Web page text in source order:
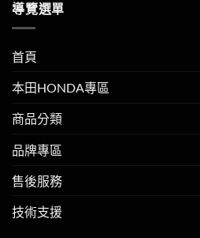
導覽選單
首頁
本田HONDA專區
商品分類
品牌專區
售後服務
技術支援